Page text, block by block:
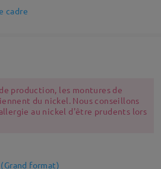
cadre
production, les montures de
du nickel. Nous conseillons
au nickel d'être prudents lors
(Grand format)